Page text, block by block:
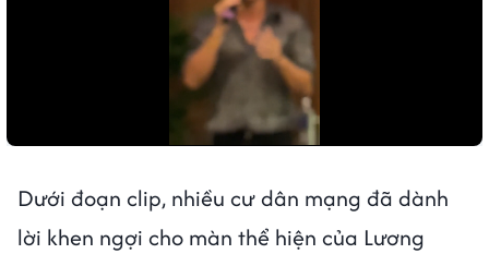
Dưới đoạn clip, nhiều cư dân mạng đã dành
lời khen ngợi cho màn thể hiện của Lương